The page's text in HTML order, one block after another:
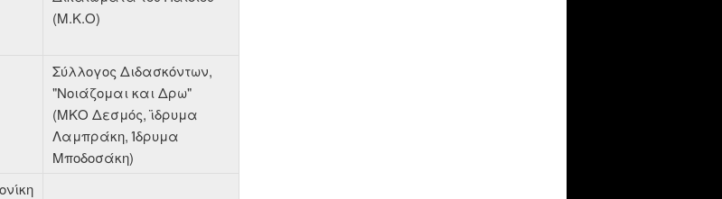
(Μ.Κ.Ο)
Σύλλογος Διδασκόντων,
"Νοιάζομαι και Δρω"
(ΜΚΟ Δεσμός, ϊδρυμα
Λαμπράκη, Ίδρυμα
Μποδοσάκη)